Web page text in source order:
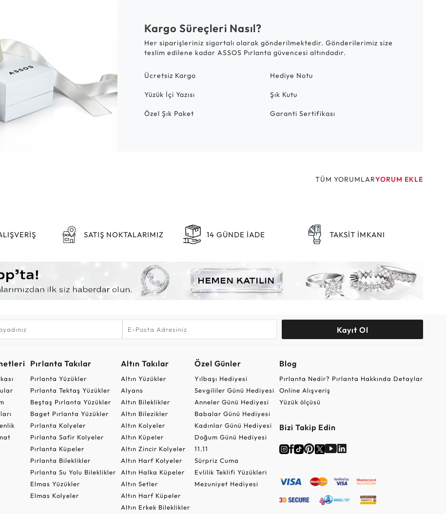
Kargo Süreçleri Nasıl?
Her siparişleriniz sigortalı olarak gönderilmektedir. Gönderilerimiz size
teslim edilene kadar ASSOS Pırlanta güvencesi altındadır.
Ücretsiz Kargo Hediye Notu
Yüzük İçi Yazısı Şık Kutu
Özel Şık Paket Garanti Sertifikası
TÜM YORUMLARYORUM EKLE
SATIŞ NOKTALARIMIZ 14 GÜNDE İADE TAKSİT İMKANI
Kayıt Ol
Pırlanta Takılar
Pırlanta Yüzükler
Pırlanta Tektaş Yüzükler
Beştaş Pırlanta Yüzükler
Baget Pırlanta Yüzükler
Pırlanta Kolyeler
Pırlanta Safir Kolyeler
Pırlanta Küpeler
Pırlanta Bileklikler
Pırlanta Su Yolu Bileklikler
Elmas Yüzükler
Elmas Kolyeler
Altın Takılar
Altın Yüzükler
Alyans
Altın Bileklikler
Altın Bilezikler
Altın Kolyeler
Altın Küpeler
Altın Zincir Kolyeler
Altın Harf Kolyeler
Altın Halka Küpeler
Altın Setler
Altın Harf Küpeler
Altın Erkek Bileklikler
Özel Günler
Yılbaşı Hediyesi
Sevgililer Günü Hediyesi
Anneler Günü Hediyesi
Babalar Günü Hediyesi
Kadınlar Günü Hediyesi
Doğum Günü Hediyesi
11.11
Sürpriz Cuma
Evlilik Teklifi Yüzükleri
Mezuniyet Hediyesi
Blog
Pırlanta Nedir? Pırlanta Hakkında Detaylar
Online Alışveriş
Yüzük ölçüsü
Bizi Takip Edin